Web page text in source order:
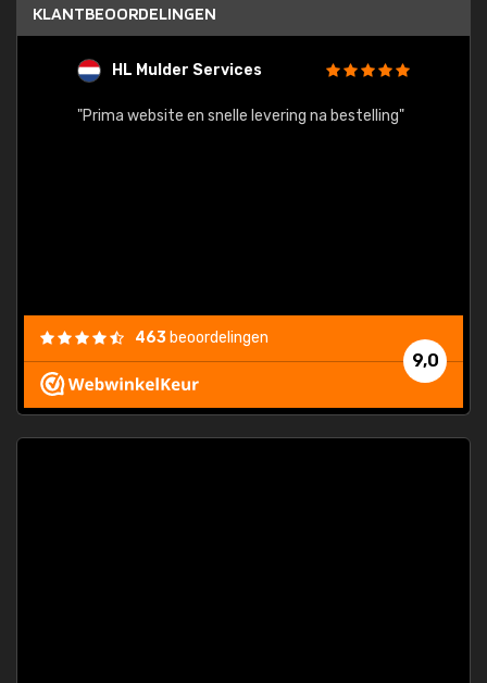
KLANTBEOORDELINGEN
HL Mulder Services
"Prima website en snelle levering na bestelling"
9,0
463 beoordelingen